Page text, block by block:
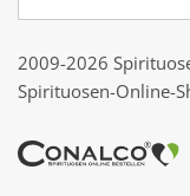
2009-2026
Spirituosen-Online-